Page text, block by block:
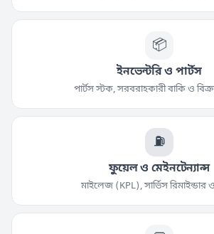
📦
ইনভেন্টরি ও পার্টস
পার্টস স্টক, সরবরাহকারী বাকি ও
⛽
ফুয়েল ও মেইনটেন্যান্স
মাইলেজ (KPL), সার্ভিস রিমাইন্ডার